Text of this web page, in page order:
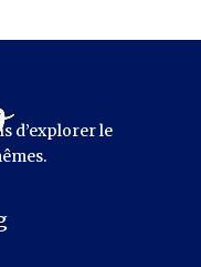
d’explorer le